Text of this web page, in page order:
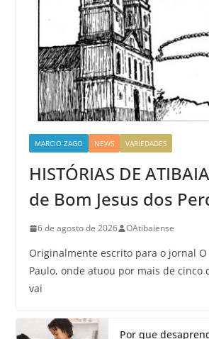
MARCIO ZAGO NEWS VARIEDADES
HISTÓRIAS DE
de Bom Jesus dos
6 de agosto de 2026 OAtibaiense
Originalmente escrito para o jornal O
Paulo, onde atuou por mais de cinco
vai
Por que